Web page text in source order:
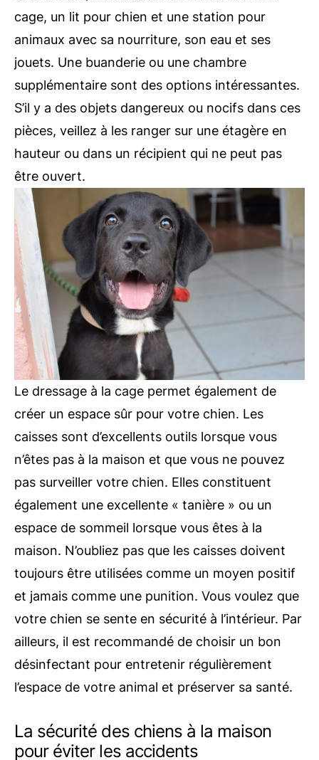
cage, un lit pour chien et une station pour
animaux avec sa nourriture, son eau et ses
jouets. Une buanderie ou une chambre
supplémentaire sont des options intéressantes.
S’il y a des objets dangereux ou nocifs dans ces
pièces, veillez à les ranger sur une étagère en
hauteur ou dans un récipient qui ne peut pas
être ouvert.
Le dressage à la cage permet également de
créer un espace sûr pour votre chien. Les
caisses sont d’excellents outils lorsque vous
n’êtes pas à la maison et que vous ne pouvez
pas surveiller votre chien. Elles constituent
également une excellente « tanière » ou un
espace de sommeil lorsque vous êtes à la
maison. N’oubliez pas que les caisses doivent
toujours être utilisées comme un moyen positif
et jamais comme une punition. Vous voulez que
votre chien se sente en sécurité à l’intérieur. Par
ailleurs, il est recommandé de choisir un bon
désinfectant pour entretenir régulièrement
l’espace de votre animal et préserver sa santé.
La sécurité des chiens à la maison
pour éviter les accidents